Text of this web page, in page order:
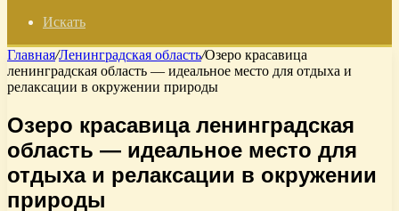
Искать
Главная/Ленинградская область/Озеро красавица
ленинградская область — идеальное место для отдыха и
релаксации в окружении природы
Озеро красавица ленинградская
область — идеальное место для
отдыха и релаксации в окружении
природы